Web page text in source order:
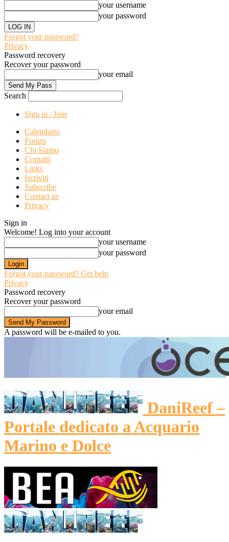
your username
your password
Forgot your password?
Privacy
Password recovery
Recover your password
your email
Search
Sign in / Join
Calendario
Forum
Chi Siamo
Contatti
Links
Iscriviti
Subscribe
Contact us
Privacy
Sign in
Welcome! Log into your account
your username
your password
Forgot your password? Get help
Privacy
Password recovery
Recover your password
your email
A password will be e-mailed to you.
DaniReef –
Portale dedicato a Acquario
Marino e Dolce